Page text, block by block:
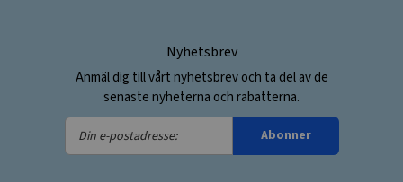
Nyhetsbrev
Anmäl dig till vårt nyhetsbrev och ta del av de
senaste nyheterna och rabatterna.
Din
e-
Abonner